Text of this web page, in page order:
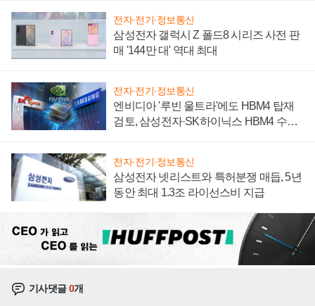
전자·전기·정보통신
삼성전자 갤럭시 Z 폴드8 시리즈 사전 판
매 '144만 대' 역대 최대
전자·전기·정보통신
엔비디아 '루빈 울트라'에도 HBM4 탑재
검토, 삼성전자·SK하이닉스 HBM4 수율
전자·전기·정보통신
삼성전자 넷리스트와 특허분쟁 매듭, 5년
동안 최대 1.3조 라이선스비 지급
기사댓글0개